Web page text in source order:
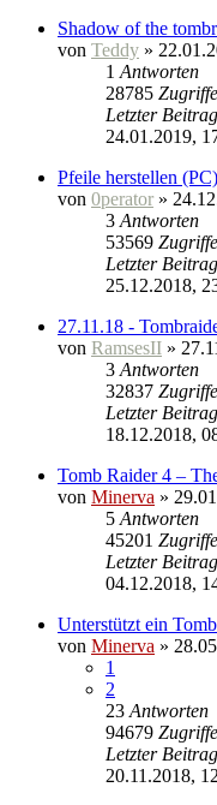
Shadow of the
von Teddy »
1 Antworten
28785 Zugriffe
Letzter Beitrag
24.01.2019,
Pfeile herstellen (PC)
von 0perator »
3 Antworten
53569 Zugriffe
Letzter Beitrag
25.12.2018,
27.11.18 -
von RamsesII »
3 Antworten
32837 Zugriffe
Letzter Beitrag
18.12.2018,
Tomb Raider 4 –
von Minerva »
5 Antworten
45201 Zugriffe
Letzter Beitrag
04.12.2018,
Unterstützt ein
von Minerva »
1
2
23 Antworten
94679 Zugriffe
Letzter Beitrag
20.11.2018,